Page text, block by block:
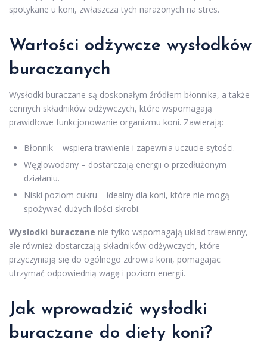
spotykane u koni, zwłaszcza tych narażonych na stres.
Wartości odżywcze wysłodków
buraczanych
Wysłodki buraczane są doskonałym źródłem błonnika, a także
cennych składników odżywczych, które wspomagają
prawidłowe funkcjonowanie organizmu koni. Zawierają:
Błonnik – wspiera trawienie i zapewnia uczucie sytości.
Węglowodany – dostarczają energii o przedłużonym
działaniu.
Niski poziom cukru – idealny dla koni, które nie mogą
spożywać dużych ilości skrobi.
Wysłodki buraczane nie tylko wspomagają układ trawienny,
ale również dostarczają składników odżywczych, które
przyczyniają się do ogólnego zdrowia koni, pomagając
utrzymać odpowiednią wagę i poziom energii.
Jak wprowadzić wysłodki
buraczane do diety koni?